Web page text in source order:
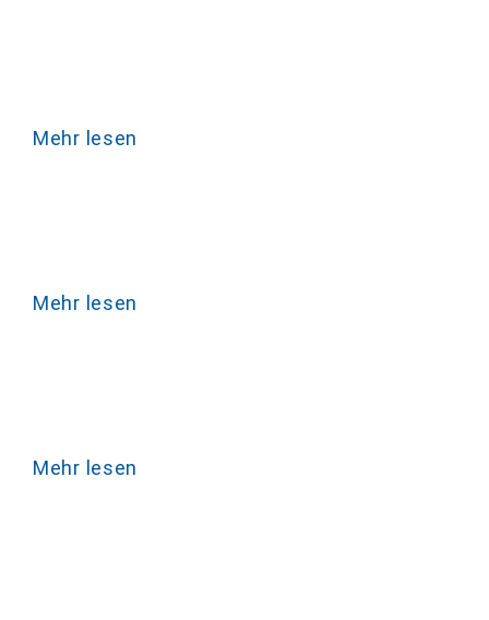
Mehr lesen
Mehr lesen
Mehr lesen